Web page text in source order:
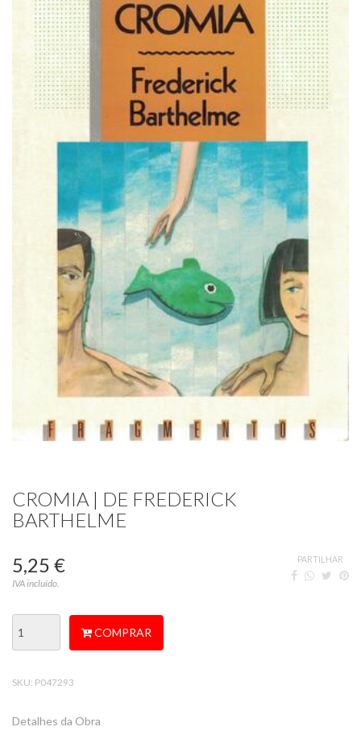
CROMIA | DE FREDERICK
BARTHELME
5,25 €
IVA incluído.
PARTILHAR
COMPRAR
SKU: P047293
Detalhes da Obra